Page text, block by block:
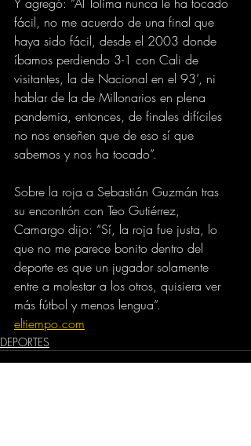
fácil, no me acuerdo de una final que
haya sido fácil, desde el 2003 donde
íbamos perdiendo 3-1 con Cali de
visitantes, la de Nacional en el 93’, ni
hablar de la de Millonarios en plena
pandemia, entonces, de finales difíciles
no nos enseñen que de eso sí que
sabemos y nos ha tocado”.
Sobre la roja a Sebastián Guzmán tras
su encontrón con Teo Gutiérrez,
Camargo dijo: “Sí, la roja fue justa, lo
que no me parece bonito dentro del
deporte es que un jugador solamente
entre a molestar a los otros, quisiera ver
más fútbol y menos lengua”.
eltiempo.com
DEPORTES